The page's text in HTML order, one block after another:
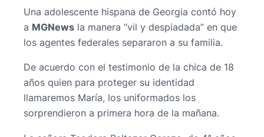
Una adolescente hispana de Georgia contó hoy
a MGNews la manera “vil y despiadada” en que
los agentes federales separaron a su familia.
De acuerdo con el testimonio de la chica de 18
años quien para proteger su identidad
llamaremos María, los uniformados los
sorprendieron a primera hora de la mañana.